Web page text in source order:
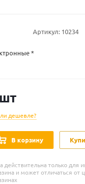
Артикул: 10234
*
дешевле?
В корзину
действительна только для
и может отличаться от